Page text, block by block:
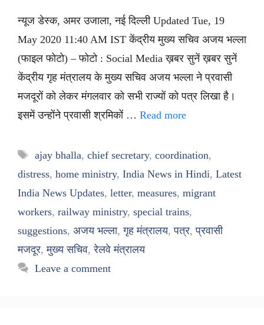
न्यूज डेस्क, अमर उजाला, नई दिल्ली Updated Tue, 19
May 2020 11:40 AM IST केंद्रीय मुख्य सचिव अजय भल्ला
(फाइल फोटो) – फोटो : Social Media ख़बर सुनें ख़बर सुनें
केंद्रीय गृह मंत्रालय के मुख्य सचिव अजय भल्ला ने प्रवासी
मजदूरों को लेकर मंगलवार को सभी राज्यों को पत्र लिखा है।
इसमें उन्होंने प्रवासी श्रमिकों … Read more
Tags
ajay bhalla, chief secretary, coordination,
distress, home ministry, India News in Hindi, Latest
India News Updates, letter, measures, migrant
workers, railway ministry, special trains,
suggestions, अजय भल्ला,गृह मंत्रालय,पत्र,प्रवासी
मजदूर,मुख्य सचिव,रेलवे मंत्रालय
Leave a comment